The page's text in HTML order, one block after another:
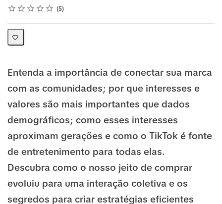
Rating
1 star
2 stars
3 stars
4 stars
5 stars
Average rating: 5.0 5
5 reviews
Entenda a importância de conectar sua marca
com as comunidades; por que interesses e
valores são mais importantes que dados
demográficos; como esses interesses
aproximam gerações e como o TikTok é fonte
de entretenimento para todas elas.
Descubra como o nosso jeito de comprar
evoluiu para uma interação coletiva e os
segredos para criar estratégias eficientes